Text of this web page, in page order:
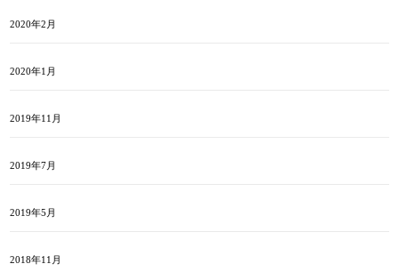
2020年2月
2020年1月
2019年11月
2019年7月
2019年5月
2018年11月